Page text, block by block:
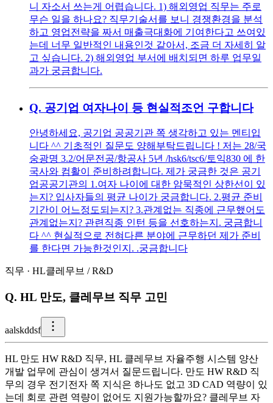
니 자소서 쓰는게 어렵습니다. 1) 해외영업 직무는 주로
무슨 일을 하나요? 직무기술서를 보니 경쟁환경을 분석
하고 영업전략을 짜서 매출극대화에 기여한다고 쓰여있
는데 너무 일반적인 내용인것 같아서, 조금 더 자세히 알
고 싶습니다. 2) 해외영업 부서에 배치되면 하루 업무일
과가 궁금합니다.
Q. 공기업 여자나이 등 현실적조언 구합니다
안녕하세요, 공기업 공공기관 쪽 생각하고 있는 멘티입
니다 ^^ 기초적인 질문도 양해부탁드립니다 ! 저는 28/국
숭광명 3.2/어문전공/항공사 5년 /hsk6/tsc6/토익830 에 한
국사와 컴활이 준비하려합니다. 제가 궁금한 것은 공기
업공공기관의 1.여자 나이에 대한 암묵적인 상한선이 있
는지? 입사자들의 평균 나이가 궁금합니다. 2.평균 준비
기간이 어느정도되는지? 3.관계없는 직종에 근무했어도
관계없는지? 관련직종 인턴 등을 선호하는지. 궁금합니
다 ^^ 현실적으로 전혀다른 분야에 근무하던 제가 준비
를 한다면 가능한것인지. .궁금합니다
직무 · HL클레무브 /R&D
Q. HL 만도, 클레무브 직무 고민
aalskddsf
HL 만도 HW R&D 직무, HL 클레무브 자율주행 시스템 양산
개발 업무에 관심이 생겨서 질문드립니다. 만도 HW R&D 직
무의 경우 전기전자 쪽 지식은 하나도 없고 3D CAD 역량이 있
는데 회로 관련 역량이 없어도 지원가능할까요? 클레무브 자